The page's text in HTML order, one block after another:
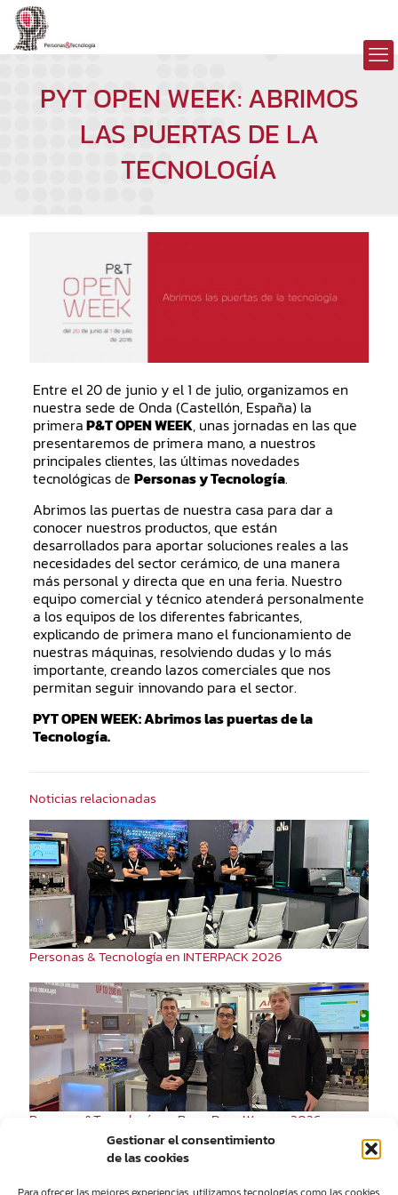
Gestionar el consentimiento
de las cookies
PYT OPEN WEEK: ABRIMOS
LAS PUERTAS DE LA
TECNOLOGÍA
Entre el 20 de junio y el 1 de julio, organizamos en
nuestra sede de Onda (Castellón, España) la
primeraP&T OPEN WEEK, unas jornadas en las que
presentaremos de primera mano, a nuestros
principales clientes, las últimas novedades
tecnológicas de Personas y Tecnología.
Abrimos las puertas de nuestra casa para dar a
conocer nuestros productos, que están
desarrollados para aportar soluciones reales a las
necesidades del sector cerámico, de una manera
más personal y directa que en una feria. Nuestro
equipo comercial y técnico atenderá personalmente
a los equipos de los diferentes fabricantes,
explicando de primera mano el funcionamiento de
nuestras máquinas, resolviendo dudas y lo más
importante, creando lazos comerciales que nos
permitan seguir innovando para el sector.
PYT OPEN WEEK: Abrimos las puertas de la
Tecnología.
Noticias relacionadas
Personas & Tecnología en INTERPACK 2026
Personas&Tecnología en RemaDays Warsaw 2026